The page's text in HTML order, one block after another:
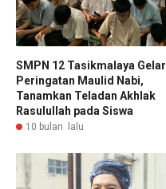
SMPN 12 Tasikmalaya Gelar
Peringatan Maulid Nabi,
Tanamkan Teladan Akhlak
Rasulullah pada Siswa
10 bulan lalu